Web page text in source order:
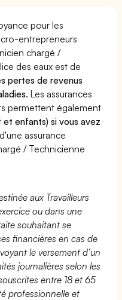
pour les
entrepreneurs
chargé /
des eaux est de
pertes de revenus
. Les assurances
permettent également
enfants) si vous avez
assurance
/ Technicienne
aux Travailleurs
ou dans une
souhaitant se
financières en cas de
le versement d’un
journalières selon les
entre 18 et 65
professionnelle et